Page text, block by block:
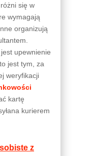
się w
wymagają
organizują
upewnienie
jest tym, za
weryfikacji
kartę
kurierem
z